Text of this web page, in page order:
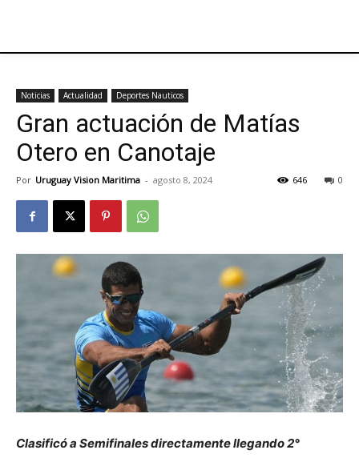
Noticias Actualidad Deportes Nauticos
Gran actuación de Matías
Otero en Canotaje
Por Uruguay Vision Maritima - agosto 8, 2024 0
646
Clasificó a Semifinales directamente llegando 2°